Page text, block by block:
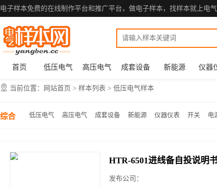
电子样本免费的在线制作平台和推广平台，做电子样本，找样本就上电
首页 低压电气 高压电气 成套设备 新能源 仪器
当前位置： 网站首页 > 样本列表 > 低压电气样本
综合 低压电气 高压电气 成套设备 新能源 仪器仪表 开关 电
HTR-6501进线备自投说明
发布公司：